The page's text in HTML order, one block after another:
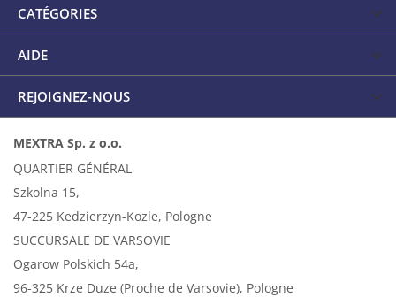
CATÉGORIES
AIDE
REJOIGNEZ-NOUS
MEXTRA Sp. z o.o.
QUARTIER GÉNÉRAL
Szkolna 15,
47-225 Kedzierzyn-Kozle, Pologne
SUCCURSALE DE VARSOVIE
Ogarow Polskich 54a,
96-325 Krze Duze (Proche de Varsovie), Pologne